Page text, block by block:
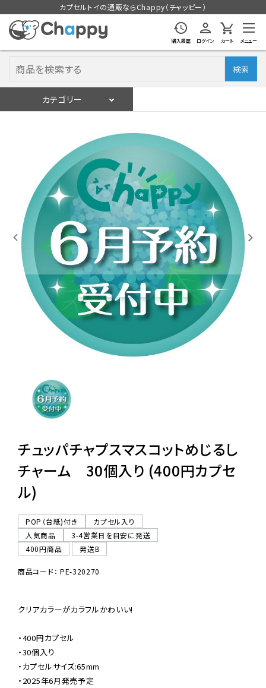
カプセルトイの通販ならChappy（チャッピー）
購入履歴 ログイン カート メニュー
検索
カテゴリー
入荷スケジュールをチェック
カプセルトイマシン本体
カプセルトイ
販促用空カプセル
レンタル
景品・玩具・文具
販促用カプセルトイ
チュッパチャプスマスコットめじるし
チャーム 30個入り (400円カプセ
ル)
POP（台紙)付き
カプセル入り
人気商品
3-4営業日を目安に発送
400円商品
発送B
商品コード： PE-320270
クリアカラーがカラフルかわいい!
・400円カプセル
・30個入り
・カプセルサイズ:65mm
・2025年6月発売予定